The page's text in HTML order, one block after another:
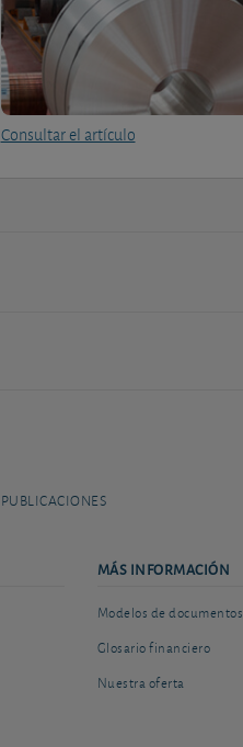
Consultar el artículo
PUBLICACIONES
MÁS INFORMACIÓN
Modelos de documentos
Glosario financiero
Nuestra oferta